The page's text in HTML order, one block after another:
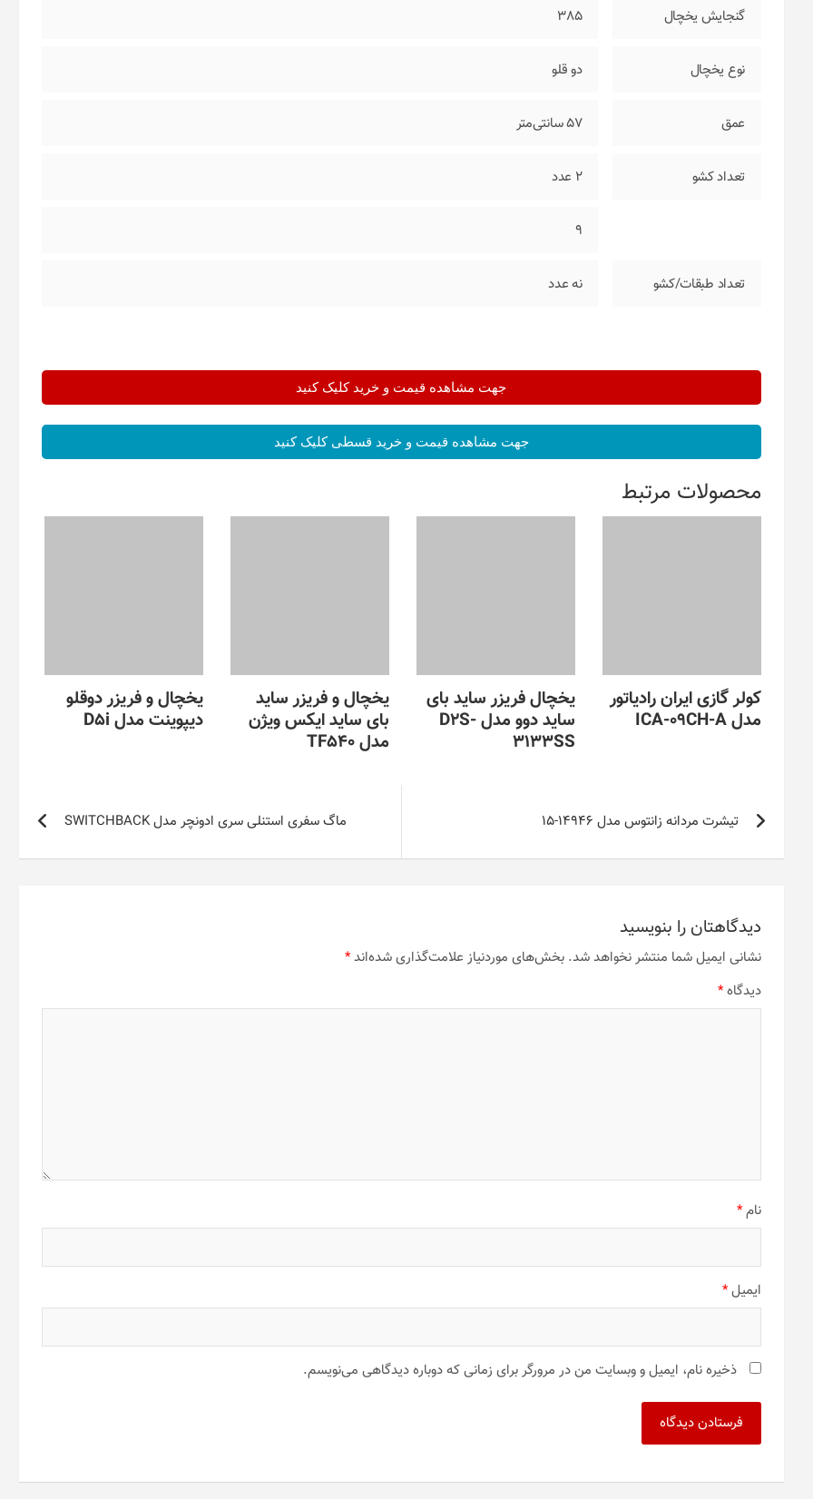
گنجایش یخچال 385
نوع یخچال دو قلو
عمق 57 سانتی‌متر
تعداد کشو 2 عدد
9
تعداد طبقات/کشو نه عدد
جهت مشاهده قیمت و خرید کلیک کنید
جهت مشاهده قیمت و خرید قسطی کلیک کنید
محصولات مرتبط
کولر گازی ایران رادیاتور
مدل ICA-09CH-A
یخچال فریزر ساید بای
ساید دوو مدل D2S-
3133SS
یخچال و فریزر ساید
بای ساید ایکس ویژن
مدل TF540
یخچال و فریزر دوقلو
دیپوینت مدل D5i
راهبری
نوشتهتیشرت مردانه زانتوس مدل 14946-15 ماگ سفری استنلی سری ادونچر مدل SWITCHBACK
دیدگاهتان را بنویسید
نشانی ایمیل شما منتشر نخواهد شد. بخش‌های موردنیاز علامت‌گذاری شده‌اند*
دیدگاه*
نام*
ایمیل*
ذخیره نام، ایمیل و وبسایت من در مرورگر برای زمانی که دوباره دیدگاهی می‌نویسم.